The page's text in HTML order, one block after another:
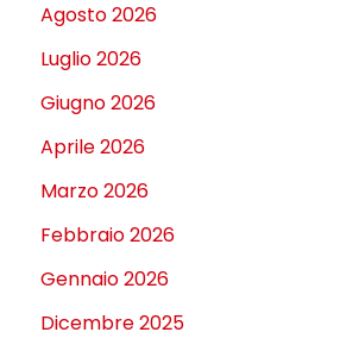
Agosto 2026
Luglio 2026
Giugno 2026
Aprile 2026
Marzo 2026
Febbraio 2026
Gennaio 2026
Dicembre 2025